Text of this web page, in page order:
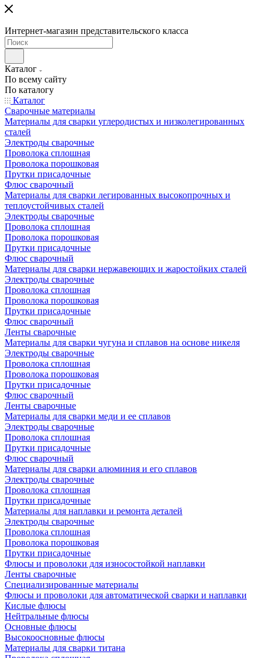
Интернет-магазин представительского класса
Каталог
По всему сайту
По каталогу
Каталог
Сварочные материалы
Материалы для сварки углеродистых и низколегированных
сталей
Электроды сварочные
Проволока сплошная
Проволока порошковая
Прутки присадочные
Флюс сварочный
Материалы для сварки легированных высокопрочных и
теплоустойчивых сталей
Электроды сварочные
Проволока сплошная
Проволока порошковая
Прутки присадочные
Флюс сварочный
Материалы для сварки нержавеющих и жаростойких сталей
Электроды сварочные
Проволока сплошная
Проволока порошковая
Прутки присадочные
Флюс сварочный
Ленты сварочные
Материалы для сварки чугуна и сплавов на основе никеля
Электроды сварочные
Проволока сплошная
Проволока порошковая
Прутки присадочные
Флюс сварочный
Ленты сварочные
Материалы для сварки меди и ее сплавов
Электроды сварочные
Проволока сплошная
Прутки присадочные
Флюс сварочный
Материалы для сварки алюминия и его сплавов
Электроды сварочные
Проволока сплошная
Прутки присадочные
Материалы для наплавки и ремонта деталей
Электроды сварочные
Проволока сплошная
Проволока порошковая
Прутки присадочные
Флюсы и проволоки для износостойкой наплавки
Ленты сварочные
Специализированные материалы
Флюсы и проволоки для автоматической сварки и наплавки
Кислые флюсы
Нейтральные флюсы
Основные флюсы
Высокоосновные флюсы
Материалы для сварки титана